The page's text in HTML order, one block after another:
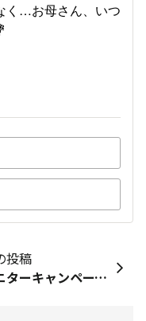
く…お母さん、いつ
投稿
モニターキャンペーンに当選しました。ベビーチーズがたくさんあったので1日漬けてみました。表面の食感が硬くなり、魚介の旨味が感じられて美味しいです。頂いたこのキムチの素が美味しいので何に漬けても合いそうだと思いました！